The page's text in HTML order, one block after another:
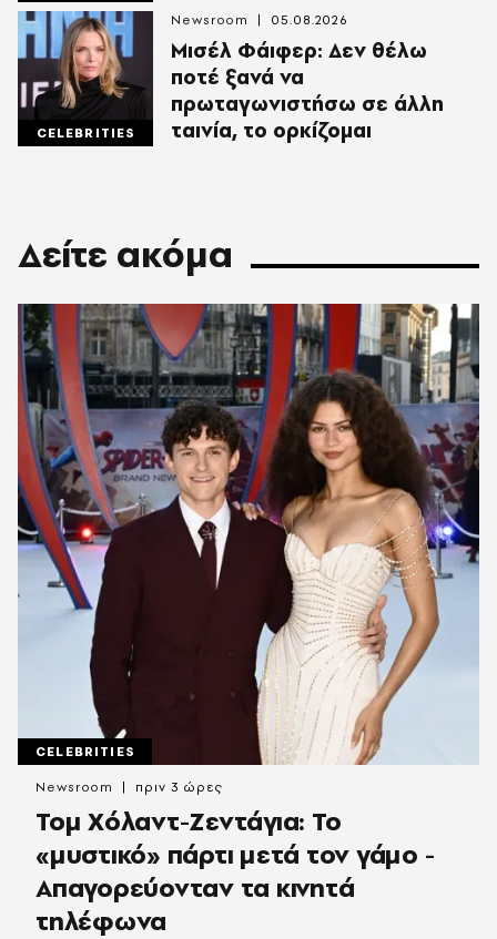
CELEBRITIES
Μισέλ Φάιφερ: Δεν θέλω
ποτέ ξανά να
πρωταγωνιστήσω σε άλλη
ταινία, το ορκίζομαι
Newsroom 05.08.2026
Δείτε ακόμα
CELEBRITIES
Τομ Χόλαντ-Ζεντάγια: Το
«μυστικό» πάρτι μετά τον γάμο -
Απαγορεύονταν τα κινητά
τηλέφωνα
Newsroom πριν 3 ώρες